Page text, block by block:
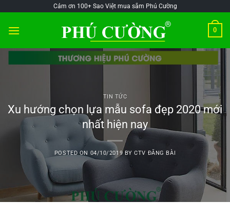
content
Cảm ơn 100+ Sao Việt mua sắm Phú Cường
0
TIN TỨC
Xu hướng chọn lựa mẫu sofa đẹp 2020 mới
nhất hiện nay
POSTED ON 04/10/2019 BYCTV ĐĂNG BÀI
mỪng1
mỪng1